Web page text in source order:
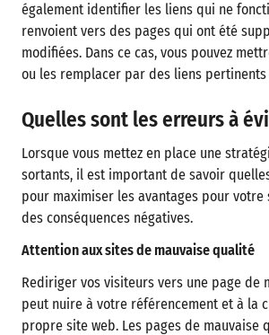
également identifier les liens qui ne
renvoient vers des pages qui ont été
modifiées. Dans ce cas, vous pouvez
ou les remplacer par des liens pertinents
Quelles sont les erreurs à
Lorsque vous mettez en place une
sortants, il est important de savoir
pour maximiser les avantages pour
des conséquences négatives.
Attention aux sites de mauvaise qualité
Rediriger vos visiteurs vers une page de
peut nuire à votre référencement et à la
propre site web. Les pages de mauvaise